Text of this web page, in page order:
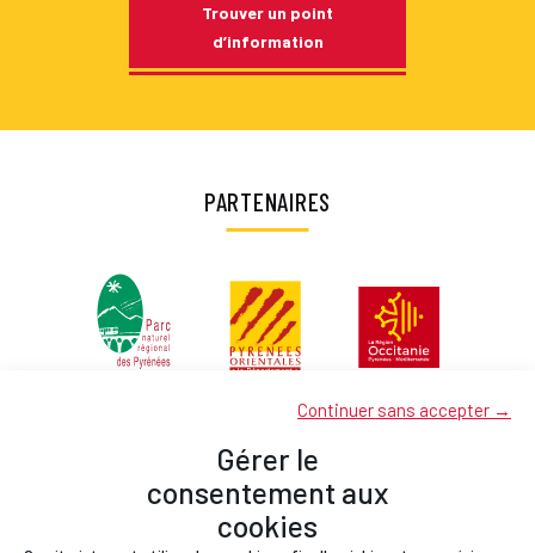
Gérer le
consentement aux
cookies
Continuer sans accepter →
Trouver un point
d’information
PARTENAIRES